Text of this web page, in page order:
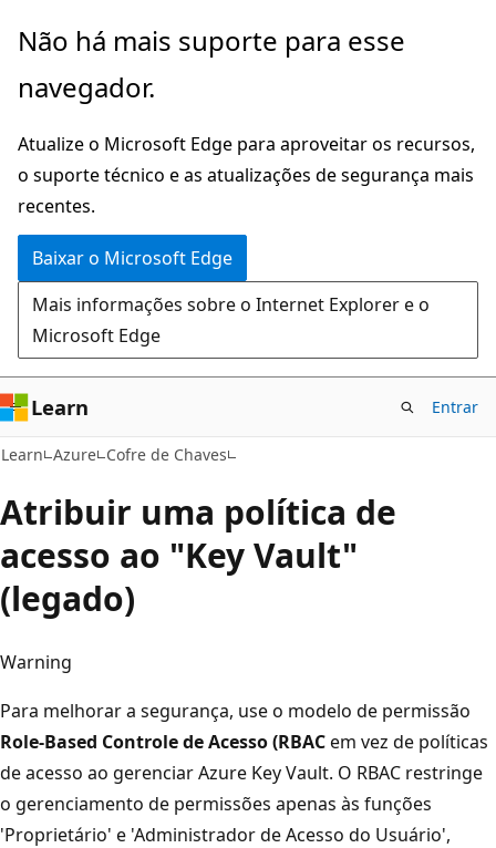
Pular
o
principal
Não há mais suporte para esse
navegador.
Atualize o Microsoft Edge para aproveitar os recursos,
o suporte técnico e as atualizações de segurança mais
recentes.
Baixar o Microsoft Edge
Mais informações sobre o Internet Explorer e o
Microsoft Edge
Learn Entrar
Learn Azure Cofre de Chaves
Atribuir uma política de
acesso ao "Key Vault"
(legado)
Warning
Para melhorar a segurança, use o modelo de permissão
Role-Based Controle de Acesso (RBACem vez de políticas
de acesso ao gerenciar Azure Key Vault. O RBAC restringe
o gerenciamento de permissões apenas às funções
'Proprietário' e 'Administrador de Acesso do Usuário',